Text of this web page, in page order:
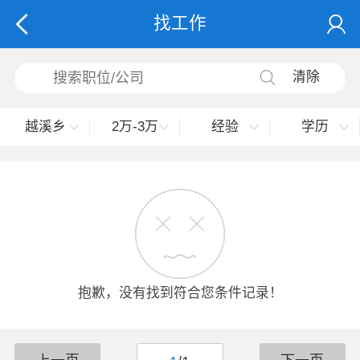
找工作
清除
越溪乡 2万-3万 经验 学历
抱歉，没有找到符合您条件记录！